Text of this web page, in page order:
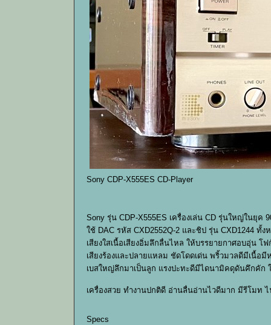
Sony CDP-X555ES CD-Player
Sony รุ่น CDP-X555ES เครื่องเล่น CD รุ่นใหญ่ในยุค
ใช้ DAC รหัส CXD2552Q-2 และชิป รุ่น CXD1244
เสียงใสเนื้อเสียงอิ่มลึกลื่นไหล ให้บรรยายกาศอบอุ่น
เสียงร้องและปลายแหลม ชัดโดดเด่น พริ้วมวลดีมีเนื้
เบสใหญ่ลึกมาเป็นลูก แรงปะทะดีมีไดนามิคดุดันคึกคั
เครื่องสวย ทำงานปกติดี อ่านลื่นอ่านไวดีมาก มีรีโมท
Specs